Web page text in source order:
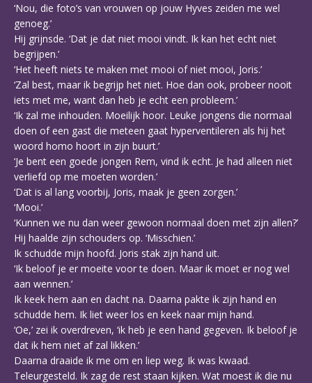
‘Nou, die foto’s van vrouwen op jouw Hyves zeiden me wel
genoeg.’
Hij grijnsde. ‘Dat je dat niet mooi vindt. Ik kan het echt niet
begrijpen.’
‘Het heeft niets te maken met mooi of niet mooi, Joris.’
‘Zal best, maar ik begrijp het niet. Hoe dan ook, probeer nooit
iets met me, want dan heb je echt een probleem.’
‘Ik zal me inhouden. Moeilijk hoor. Leuke jongens die normaal
doen of een gast die meteen gaat hyperventileren als hij het
woord homo hoort in zijn buurt.’
‘Je bent een goede jongen Rem, vind ik echt. Je had alleen niet
verliefd op me moeten worden.’
‘Dat is al lang voorbij, Joris, maak je geen zorgen.’
‘Mooi.’
‘Kunnen we nu dan weer gewoon normaal doen met zijn allen?’
Hij haalde zijn schouders op. ‘Misschien.’
Ik schudde mijn hoofd. Joris stak zijn hand uit.
‘Ik beloof je er moeite voor te doen. Maar ik moet er nog wel
aan wennen.’
Ik keek hem aan en dacht na. Daarna pakte ik zijn hand en
schudde hem. Ik liet weer los en keek naar mijn hand.
‘Oe,’ zei ik overdreven, ‘ik heb je een hand gegeven. Ik beloof je
dat ik hem niet af zal likken.’
Daarna draaide ik me om en liep weg. Ik was kwaad.
Teleurgesteld. Ik zag de rest staan kijken. Wat moest ik die nu